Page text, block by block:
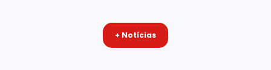
+ Notícias